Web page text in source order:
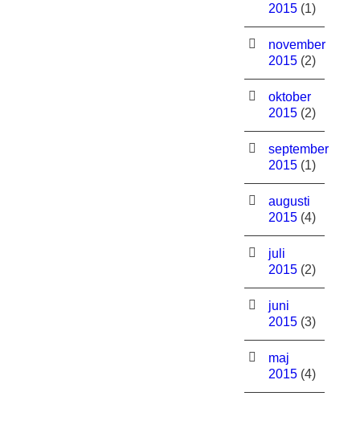
2015 (1)
november
2015 (2)
oktober
2015 (2)
september
2015 (1)
augusti
2015 (4)
juli
2015 (2)
juni
2015 (3)
maj
2015 (4)